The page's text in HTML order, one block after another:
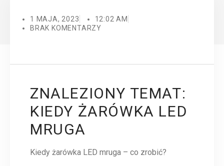
1 MAJA, 2023
12:02 AM
BRAK KOMENTARZY
ZNALEZIONY TEMAT:
KIEDY ŻARÓWKA LED
MRUGA
Kiedy żarówka LED mruga – co zrobić?